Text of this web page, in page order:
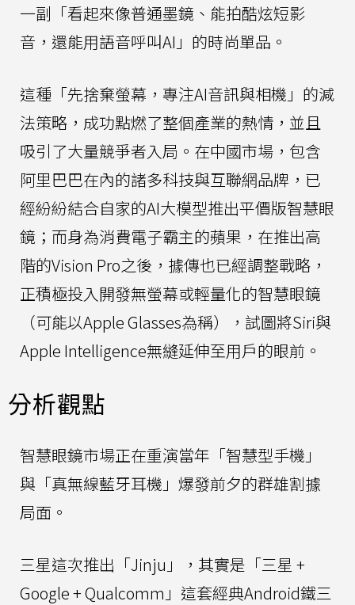
一副「看起來像普通墨鏡、能拍酷炫短影
音，還能用語音呼叫AI」的時尚單品。
這種「先捨棄螢幕，專注AI音訊與相機」的減
法策略，成功點燃了整個產業的熱情，並且
吸引了大量競爭者入局。在中國市場，包含
阿里巴巴在內的諸多科技與互聯網品牌，已
經紛紛結合自家的AI大模型推出平價版智慧眼
鏡；而身為消費電子霸主的蘋果，在推出高
階的Vision Pro之後，據傳也已經調整戰略，
正積極投入開發無螢幕或輕量化的智慧眼鏡
（可能以Apple Glasses為稱），試圖將Siri與
Apple Intelligence無縫延伸至用戶的眼前。
分析觀點
智慧眼鏡市場正在重演當年「智慧型手機」
與「真無線藍牙耳機」爆發前夕的群雄割據
局面。
三星這次推出「Jinju」，其實是「三星 +
Google + Qualcomm」這套經典Android鐵三